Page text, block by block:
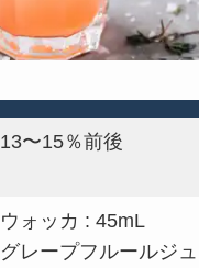
13〜15％前後
ウォッカ : 45mL
グレープフルールジ